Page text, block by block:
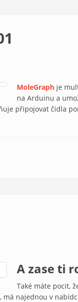
MoleGraph je
na Arduinu a
připojovat čidla
A zase ti
Také máte pocit,
najednou v